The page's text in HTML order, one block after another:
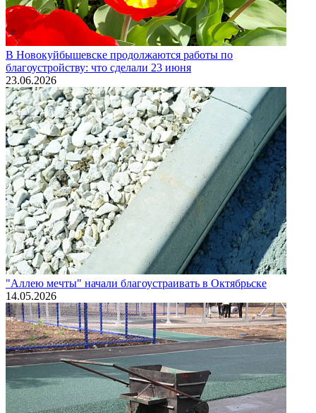
В Новокуйбышевске продолжаются работы по
благоустройству: что сделали 23 июня
23.06.2026
"Аллею мечты" начали благоустраивать в Октябрьске
14.05.2026